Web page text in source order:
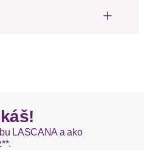
mit Bindebändern
Weiche Baumwoll-
sú zvyčajne doručené
dní.
LASCANA a ako